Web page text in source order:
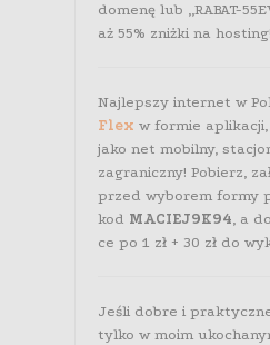
domenę lub „RABAT-
aż 55% zniżki na
Najlepszy internet w
Flex w formie
jako net mobilny,
zagraniczny! Pobierz,
przed wyborem formy
kod MACIEJ9K94, a
ce po 1 zł + 30 zł do
Jeśli dobre i
tylko w moim